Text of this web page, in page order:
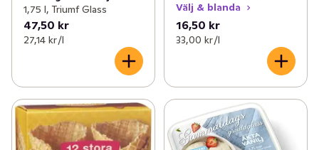
1,75 l, Triumf Glass
47,50 kr
27,14 kr /l
Välj & blanda
16,50 kr
33,00 kr /l